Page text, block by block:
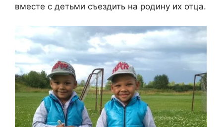
вместе с детьми съездить на родину их отца.